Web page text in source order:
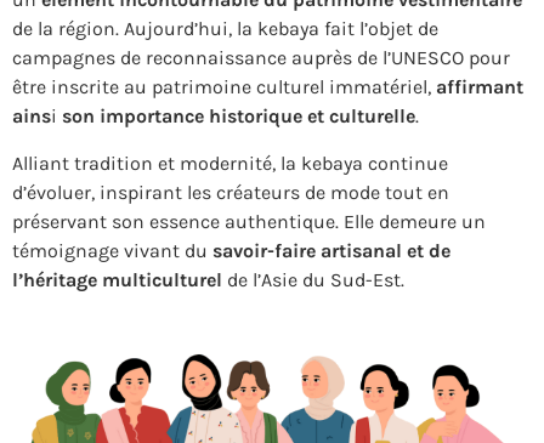
de la région. Aujourd’hui, la kebaya fait l’objet de
campagnes de reconnaissance auprès de l’UNESCO pour
être inscrite au patrimoine culturel immatériel, affirmant
ainsi son importance historique et culturelle.
Alliant tradition et modernité, la kebaya continue
d’évoluer, inspirant les créateurs de mode tout en
préservant son essence authentique. Elle demeure un
témoignage vivant du savoir-faire artisanal et de
l’héritage multiculturel de l’Asie du Sud-Est.